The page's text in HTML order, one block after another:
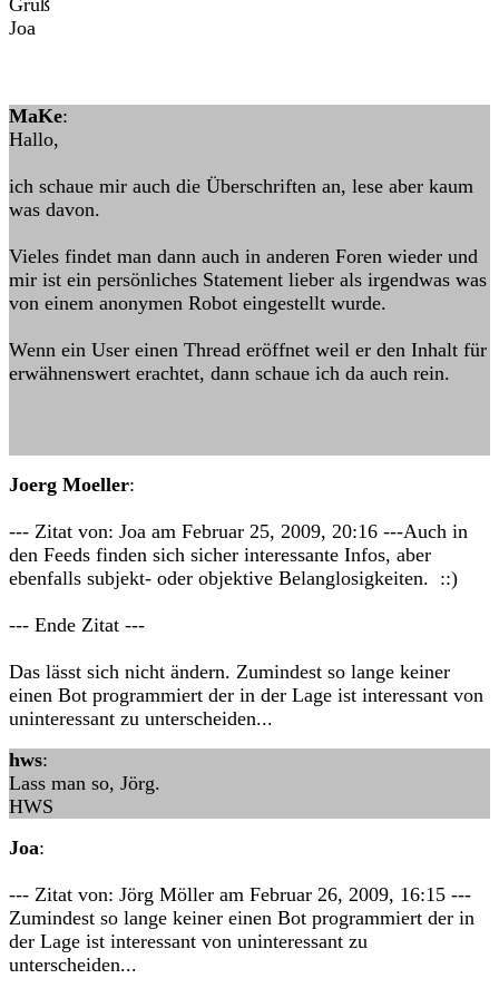
Gruß
Joa
MaKe:
Hallo,
ich schaue mir auch die Überschriften an, lese aber kaum
was davon.
Vieles findet man dann auch in anderen Foren wieder und
mir ist ein persönliches Statement lieber als irgendwas was
von einem anonymen Robot eingestellt wurde.
Wenn ein User einen Thread eröffnet weil er den Inhalt für
erwähnenswert erachtet, dann schaue ich da auch rein.
Joerg Moeller:
--- Zitat von: Joa am Februar 25, 2009, 20:16 ---Auch in
den Feeds finden sich sicher interessante Infos, aber
ebenfalls subjekt- oder objektive Belanglosigkeiten. ::)
--- Ende Zitat ---
Das lässt sich nicht ändern. Zumindest so lange keiner
einen Bot programmiert der in der Lage ist interessant von
uninteressant zu unterscheiden...
hws:
Lass man so, Jörg.
HWS
Joa:
--- Zitat von: Jörg Möller am Februar 26, 2009, 16:15 ---
Zumindest so lange keiner einen Bot programmiert der in
der Lage ist interessant von uninteressant zu
unterscheiden...